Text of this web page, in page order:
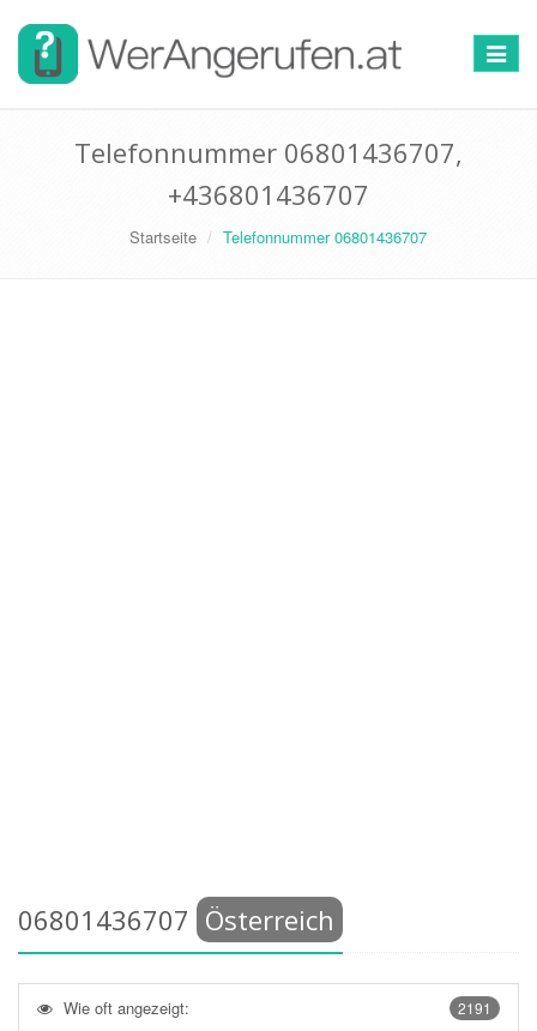
Toggle
Telefonnummer 06801436707,
+436801436707
Startseite Telefonnummer 06801436707
06801436707 Österreich
2191
Wie oft angezeigt: